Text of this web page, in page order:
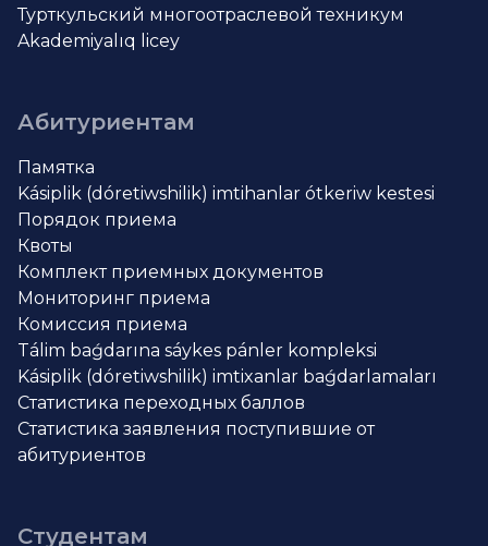
Турткульский многоотраслевой техникум
Akademiyalıq licey
Абитуриентам
Памятка
Kásiplik (dóretiwshilik) imtihanlar ótkeriw kestesi
Порядок приема
Квоты
Комплект приемных документов
Мониторинг приема
Комиссия приема
Tálim baǵdarına sáykes pánler kompleksi
Kásiplik (dóretiwshilik) imtixanlar baǵdarlamaları
Статистика переходных баллов
Статистика заявления поступившие от
абитуриентов
Студентам